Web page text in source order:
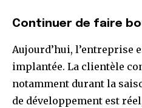
Continuer de faire
Aujourd’hui, l’entreprise
implantée. La clientèle
notamment durant la
de développement est